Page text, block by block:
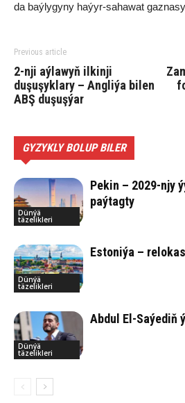
da baý­ly­gy­ny ha­ýyr-sa­ha­wat
Previous article
2-nji aýlawyň ilkinji
duşuşyklary – Angliýa bilen
ABŞ duşuşýar
GYZYKLY BOLUP BILER
Dünýä
täzelikleri
Pekin – 2029-njy
paýtagty
Dünýä
täzelikleri
Estoniýa –
Dünýä
täzelikleri
Abdul El-Saýediň